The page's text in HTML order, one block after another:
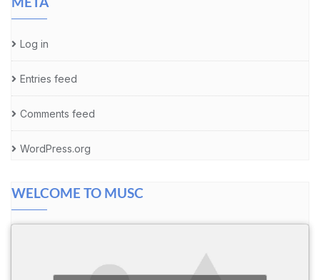
Log in
Entries feed
Comments feed
WordPress.org
WELCOME TO MUSC